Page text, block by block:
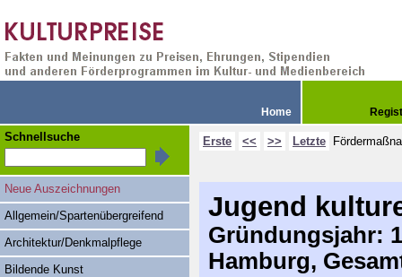
Home
Erste << >> Letzte
Jugend
Gründungsjahr:
Hamburg,
Schnellsuche
Neue Auszeichnungen
Allgemein/Spartenübergreifend
Architektur/Denkmalpflege
Bildende Kunst